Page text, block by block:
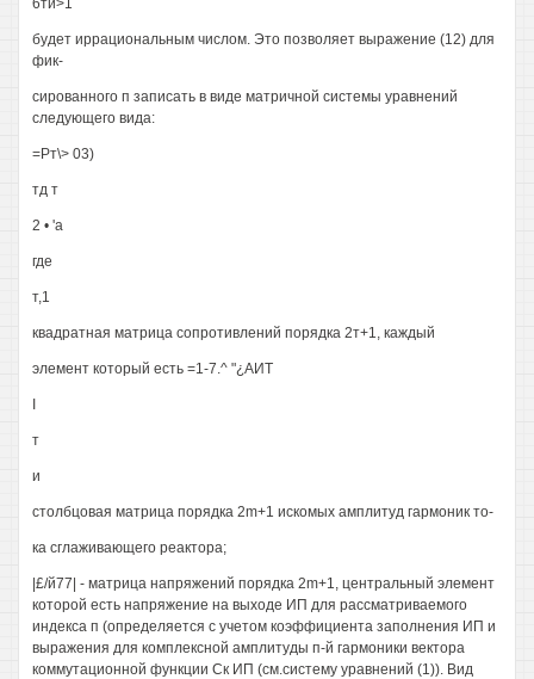
6тй>1
будет иррациональным числом. Это позволяет выражение (12) для
фик-
сированного п записать в виде матричной системы уравнений
следующего вида:
=Рт\> 03)
тд т
2 • 'а
где
т,1
квадратная матрица сопротивлений порядка 2т+1, каждый
элемент который есть =1-7.^ "¿АИТ
т
и
столбцовая матрица порядка 2m+1 искомых амплитуд гармоник то-
ка сглаживающего реактора;
|£/й77| - матрица напряжений порядка 2m+1, центральный элемент
которой есть напряжение на выходе ИП для рассматриваемого
индекса п (определяется с учетом коэффициента заполнения ИП и
выражения для комплексной амплитуды п-й гармоники вектора
коммутационной функции Ск ИП (см.систему уравнений (1)). Вид